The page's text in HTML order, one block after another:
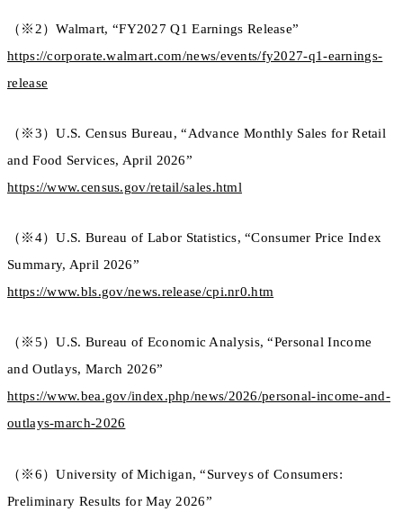
（※2）Walmart, “FY2027 Q1 Earnings Release”
https://corporate.walmart.com/news/events/fy2027-q1-earnings-
release
（※3）U.S. Census Bureau, “Advance Monthly Sales for Retail
and Food Services, April 2026”
https://www.census.gov/retail/sales.html
（※4）U.S. Bureau of Labor Statistics, “Consumer Price Index
Summary, April 2026”
https://www.bls.gov/news.release/cpi.nr0.htm
（※5）U.S. Bureau of Economic Analysis, “Personal Income
and Outlays, March 2026”
https://www.bea.gov/index.php/news/2026/personal-income-and-
outlays-march-2026
（※6）University of Michigan, “Surveys of Consumers:
Preliminary Results for May 2026”